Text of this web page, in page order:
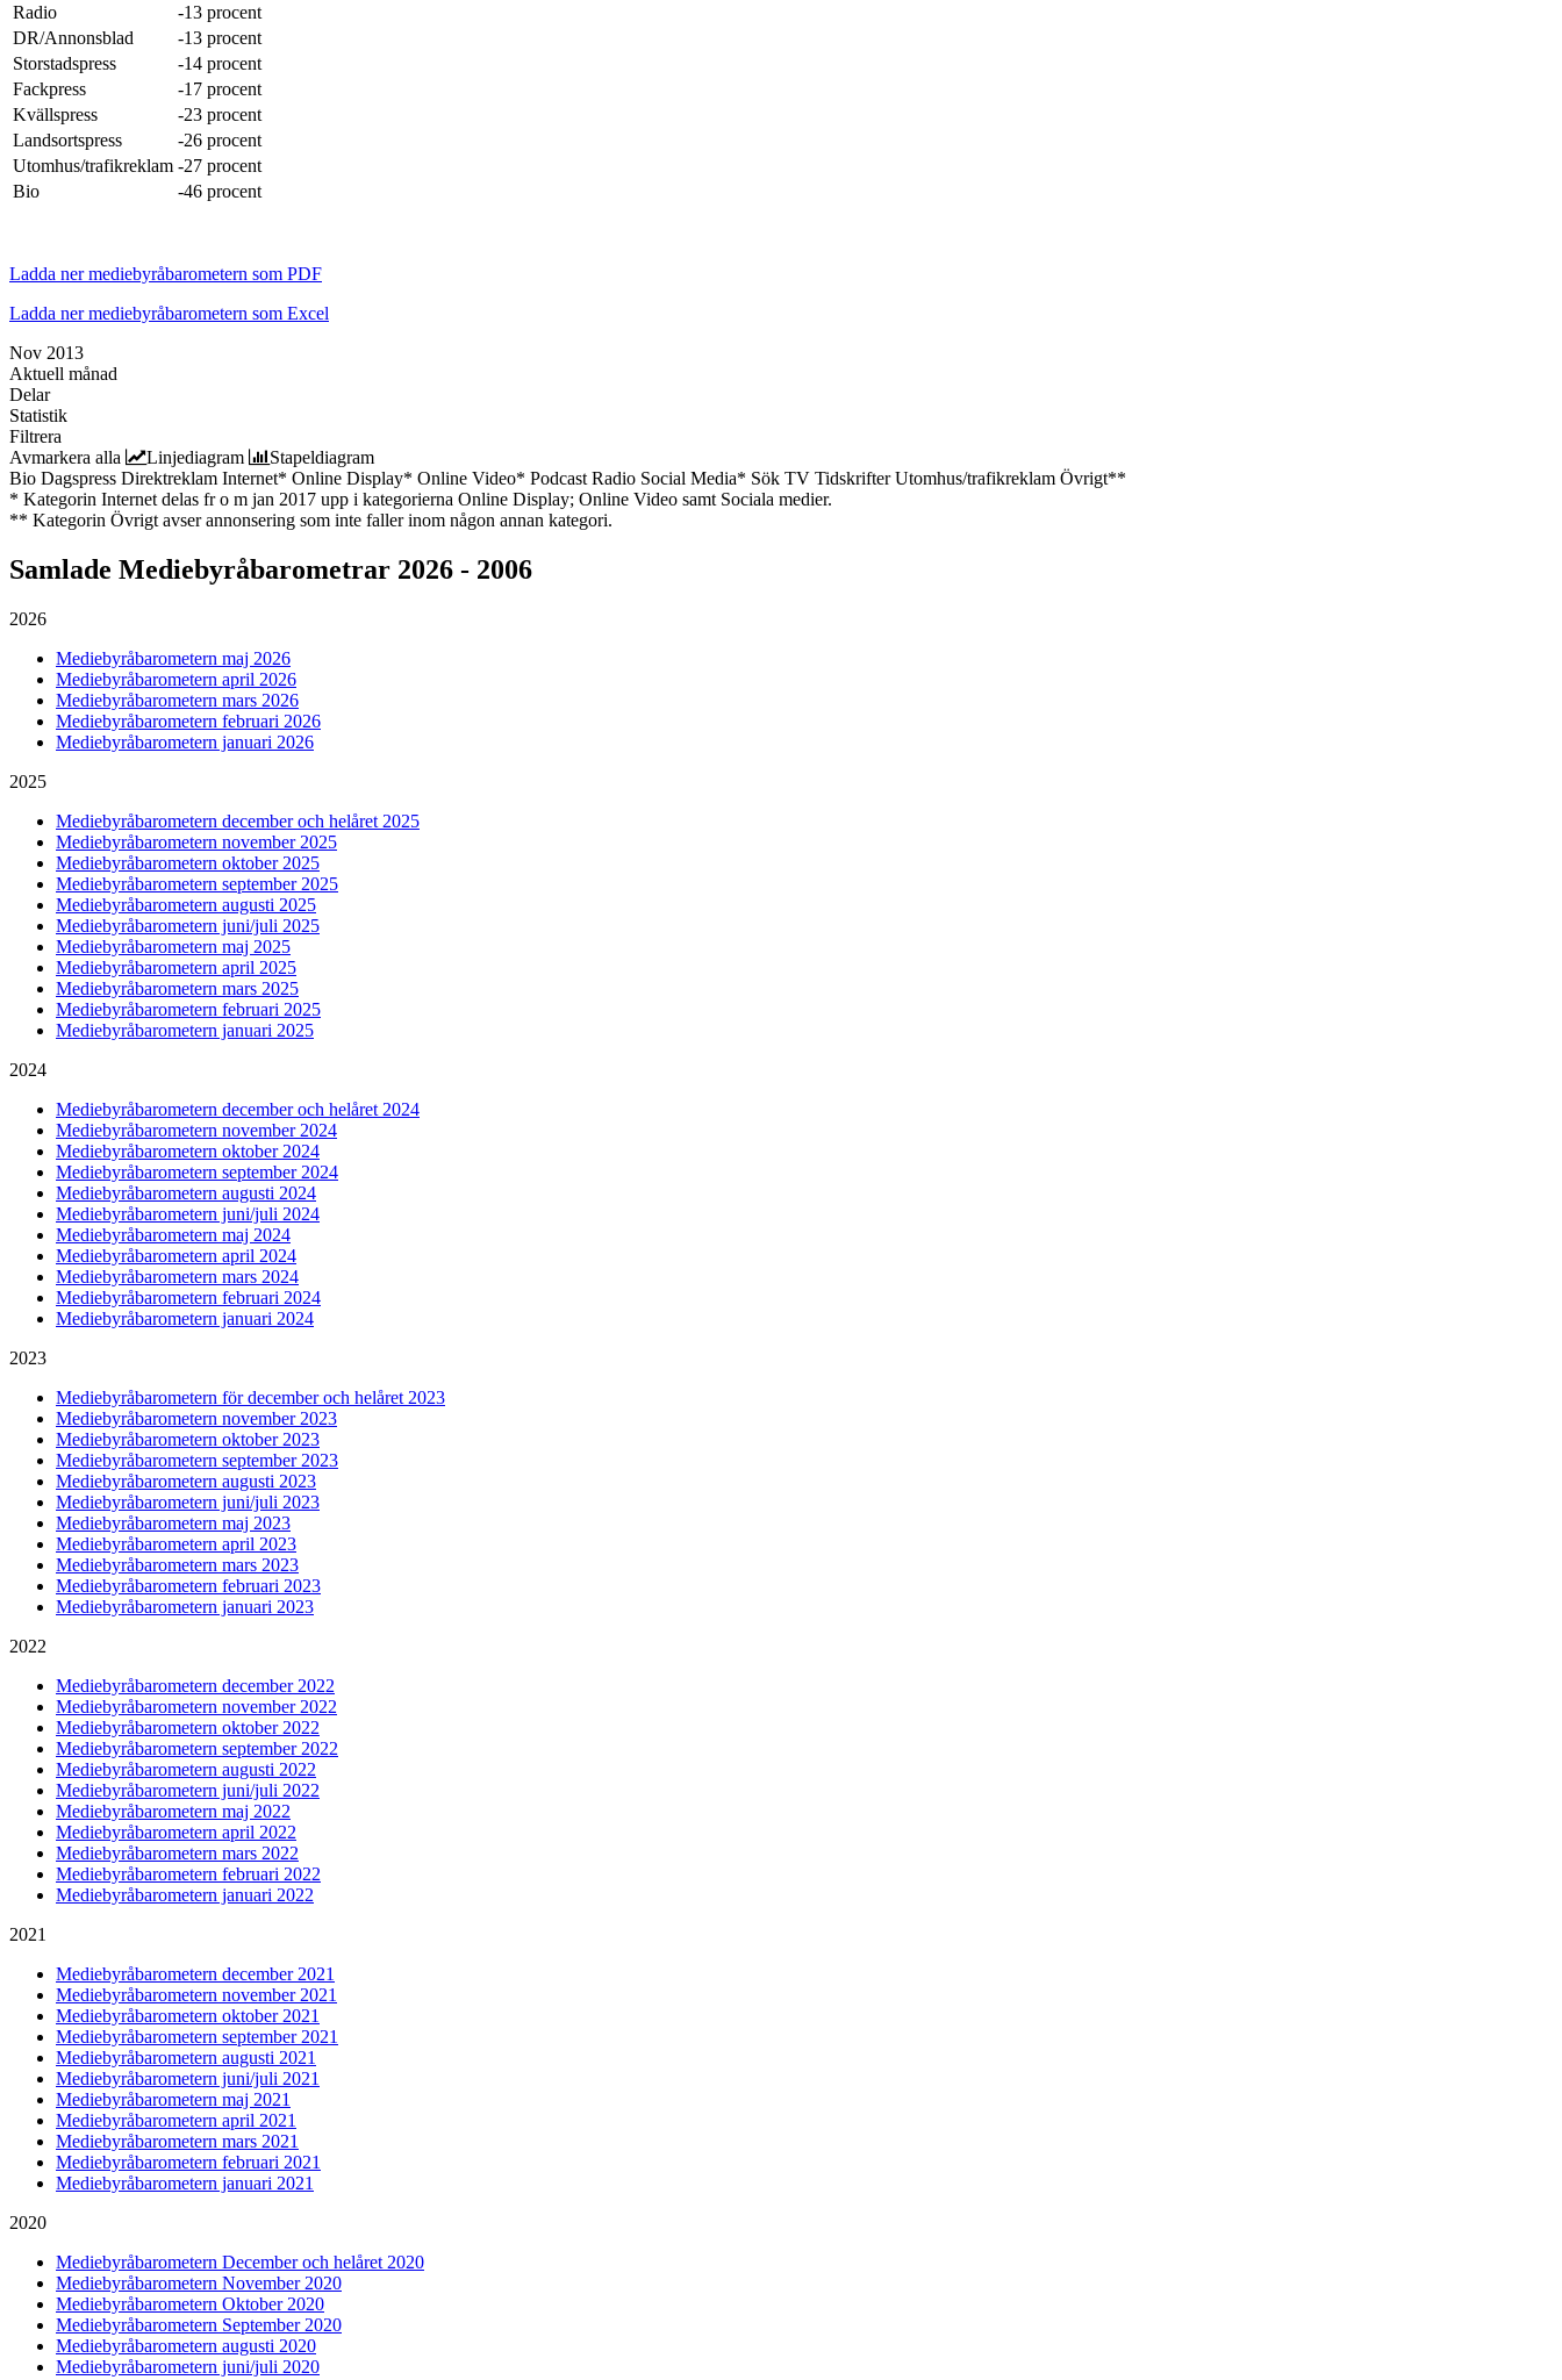
Radio
-13 procent
DR/Annonsblad
-13 procent
Storstadspress
-14 procent
Fackpress
-17 procent
Kvällspress
-23 procent
Landsortspress
-26 procent
Utomhus/trafikreklam -27 procent
Bio
-46 procent
Ladda ner mediebyråbarometern som PDF
Ladda ner mediebyråbarometern som Excel
Nov 2013
Aktuell månad
Delar
Statistik
Filtrera
Avmarkera alla
Linjediagram
Stapeldiagram
Bio Dagspress Direktreklam Internet* Online Display* Online Video* Podcast Radio Social Media* Sök TV Tidskrifter Utomhus/trafikreklam Övrigt**
* Kategorin Internet delas fr o m jan 2017 upp i kategorierna Online Display; Online Video samt Sociala medier.
** Kategorin Övrigt avser annonsering som inte faller inom någon annan kategori.
Samlade Mediebyråbarometrar 2026 - 2006
2026
Mediebyråbarometern maj 2026
Mediebyråbarometern april 2026
Mediebyråbarometern mars 2026
Mediebyråbarometern februari 2026
Mediebyråbarometern januari 2026
2025
Mediebyråbarometern december och helåret 2025
Mediebyråbarometern november 2025
Mediebyråbarometern oktober 2025
Mediebyråbarometern september 2025
Mediebyråbarometern augusti 2025
Mediebyråbarometern juni/juli 2025
Mediebyråbarometern maj 2025
Mediebyråbarometern april 2025
Mediebyråbarometern mars 2025
Mediebyråbarometern februari 2025
Mediebyråbarometern januari 2025
2024
Mediebyråbarometern december och helåret 2024
Mediebyråbarometern november 2024
Mediebyråbarometern oktober 2024
Mediebyråbarometern september 2024
Mediebyråbarometern augusti 2024
Mediebyråbarometern juni/juli 2024
Mediebyråbarometern maj 2024
Mediebyråbarometern april 2024
Mediebyråbarometern mars 2024
Mediebyråbarometern februari 2024
Mediebyråbarometern januari 2024
2023
Mediebyråbarometern för december och helåret 2023
Mediebyråbarometern november 2023
Mediebyråbarometern oktober 2023
Mediebyråbarometern september 2023
Mediebyråbarometern augusti 2023
Mediebyråbarometern juni/juli 2023
Mediebyråbarometern maj 2023
Mediebyråbarometern april 2023
Mediebyråbarometern mars 2023
Mediebyråbarometern februari 2023
Mediebyråbarometern januari 2023
2022
Mediebyråbarometern december 2022
Mediebyråbarometern november 2022
Mediebyråbarometern oktober 2022
Mediebyråbarometern september 2022
Mediebyråbarometern augusti 2022
Mediebyråbarometern juni/juli 2022
Mediebyråbarometern maj 2022
Mediebyråbarometern april 2022
Mediebyråbarometern mars 2022
Mediebyråbarometern februari 2022
Mediebyråbarometern januari 2022
2021
Mediebyråbarometern december 2021
Mediebyråbarometern november 2021
Mediebyråbarometern oktober 2021
Mediebyråbarometern september 2021
Mediebyråbarometern augusti 2021
Mediebyråbarometern juni/juli 2021
Mediebyråbarometern maj 2021
Mediebyråbarometern april 2021
Mediebyråbarometern mars 2021
Mediebyråbarometern februari 2021
Mediebyråbarometern januari 2021
2020
Mediebyråbarometern December och helåret 2020
Mediebyråbarometern November 2020
Mediebyråbarometern Oktober 2020
Mediebyråbarometern September 2020
Mediebyråbarometern augusti 2020
Mediebyråbarometern juni/juli 2020